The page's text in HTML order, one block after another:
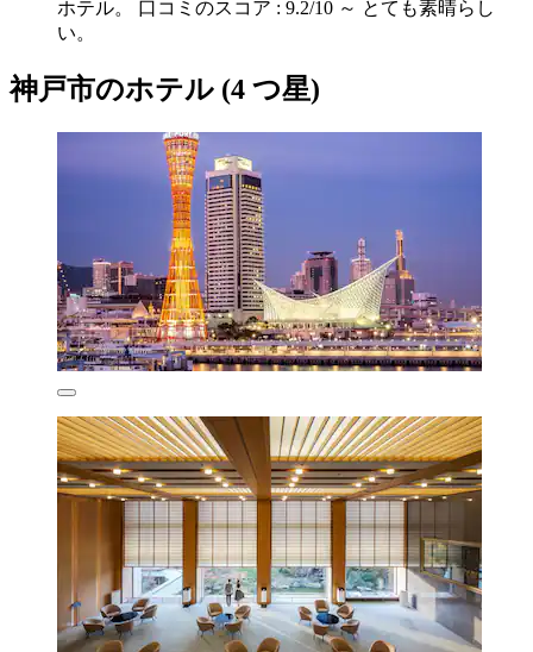
ホテル。 口コミのスコア : 9.2/10 ～ とても素晴らし
い。
神戸市のホテル (4 つ星)